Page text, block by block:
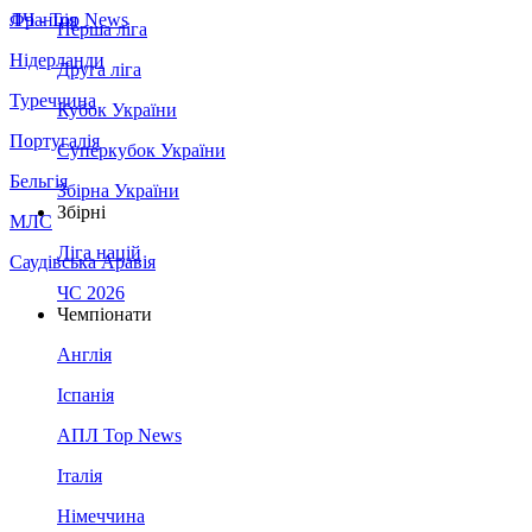
Франція
Нідерланди
Туреччина
Португалія
Бельгія
МЛС
Саудівська Аравія
ЛЧ - Top News
Перша ліга
Друга ліга
Кубок України
Суперкубок України
Збірна України
Збірні
Ліга націй
ЧС 2026
Чемпіонати
Англія
Іспанія
АПЛ Top News
Італія
Німеччина